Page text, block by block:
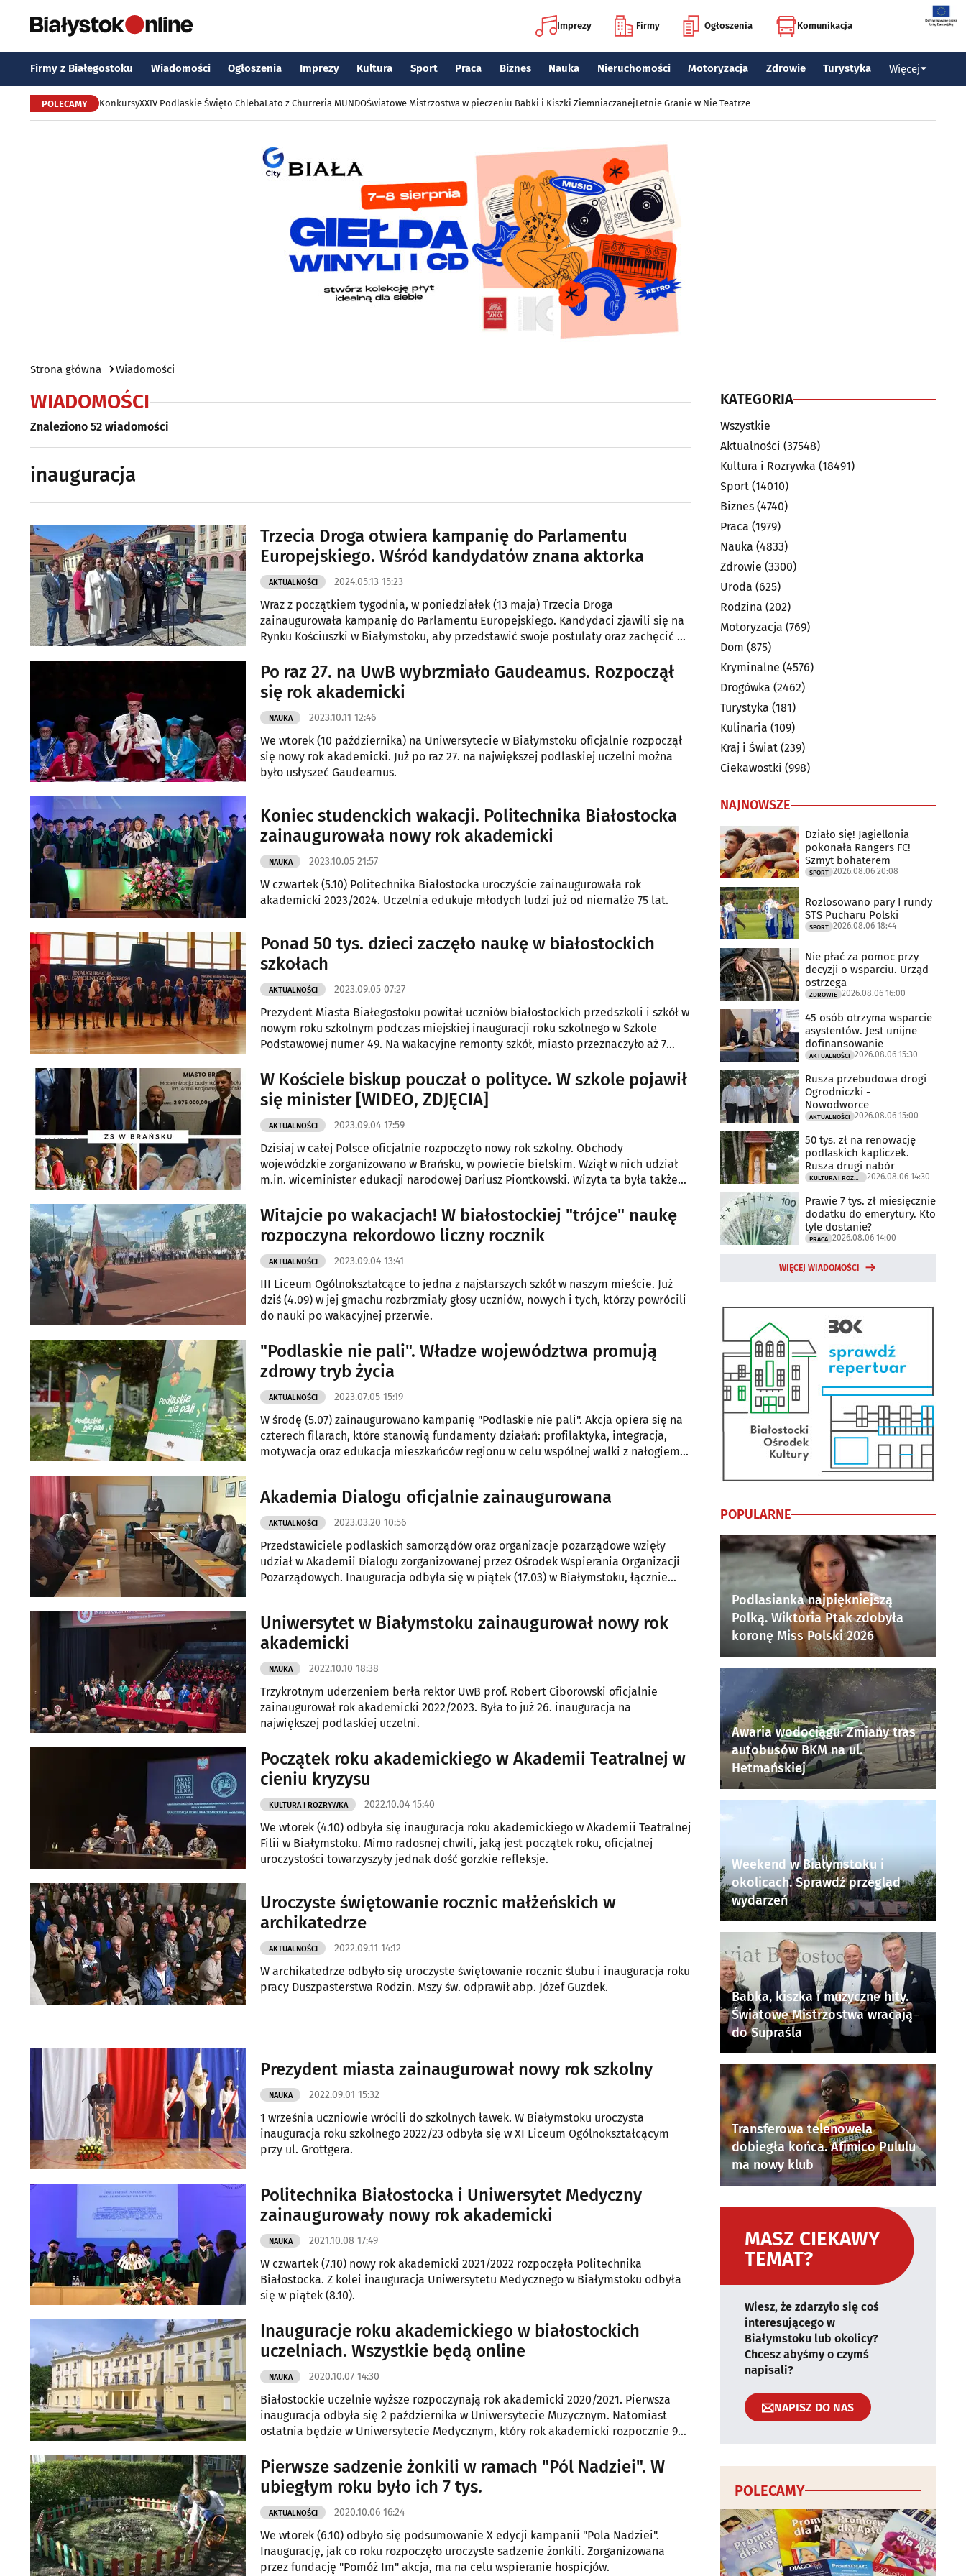
Imprezy Firmy Ogłoszenia Komunikacja
Firmy z Białegostoku Wiadomości Ogłoszenia Imprezy Kultura Sport Praca Biznes Nauka Nieruchomości Motoryzacja Zdrowie Turystyka Więcej
POLECAMY KonkursyXXIV Podlaskie Święto ChlebaLato z Churreria MUNDOŚwiatowe Mistrzostwa w pieczeniu Babki i Kiszki ZiemniaczanejLetnie Granie w Nie Teatrze
Strona główna Wiadomości
WIADOMOŚCI
Znaleziono 52 wiadomości
inauguracja
Trzecia Droga otwiera kampanię do Parlamentu
Europejskiego. Wśród kandydatów znana aktorka
AKTUALNOŚCI 2024.05.13 15:23
Wraz z początkiem tygodnia, w poniedziałek (13 maja) Trzecia Droga
zainaugurowała kampanię do Parlamentu Europejskiego. Kandydaci zjawili się na
Rynku Kościuszki w Białymstoku, aby przedstawić swoje postulaty oraz zachęcić do
Po raz 27. na UwB wybrzmiało Gaudeamus. Rozpoczął
się rok akademicki
NAUKA 2023.10.11 12:46
We wtorek (10 października) na Uniwersytecie w Białymstoku oficjalnie rozpoczął
się nowy rok akademicki. Już po raz 27. na największej podlaskiej uczelni można
było usłyszeć Gaudeamus.
Koniec studenckich wakacji. Politechnika Białostocka
zainaugurowała nowy rok akademicki
NAUKA 2023.10.05 21:57
W czwartek (5.10) Politechnika Białostocka uroczyście zainaugurowała rok
akademicki 2023/2024. Uczelnia edukuje młodych ludzi już od niemalże 75 lat.
Ponad 50 tys. dzieci zaczęło naukę w białostockich
szkołach
AKTUALNOŚCI 2023.09.05 07:27
Prezydent Miasta Białegostoku powitał uczniów białostockich przedszkoli i szkół w
nowym roku szkolnym podczas miejskiej inauguracji roku szkolnego w Szkole
Podstawowej numer 49. Na wakacyjne remonty szkół, miasto przeznaczyło aż 7
W Kościele biskup pouczał o polityce. W szkole pojawił
się minister [WIDEO, ZDJĘCIA]
AKTUALNOŚCI 2023.09.04 17:59
Dzisiaj w całej Polsce oficjalnie rozpoczęto nowy rok szkolny. Obchody
wojewódzkie zorganizowano w Brańsku, w powiecie bielskim. Wziął w nich udział
m.in. wiceminister edukacji narodowej Dariusz Piontkowski. Wizyta ta była także
Witajcie po wakacjach! W białostockiej "trójce" naukę
rozpoczyna rekordowo liczny rocznik
AKTUALNOŚCI 2023.09.04 13:41
III Liceum Ogólnokształcące to jedna z najstarszych szkół w naszym mieście. Już
dziś (4.09) w jej gmachu rozbrzmiały głosy uczniów, nowych i tych, którzy powrócili
do nauki po wakacyjnej przerwie.
"Podlaskie nie pali". Władze województwa promują
zdrowy tryb życia
AKTUALNOŚCI 2023.07.05 15:19
W środę (5.07) zainaugurowano kampanię "Podlaskie nie pali". Akcja opiera się na
czterech filarach, które stanowią fundamenty działań: profilaktyka, integracja,
motywacja oraz edukacja mieszkańców regionu w celu wspólnej walki z nałogiem
Akademia Dialogu oficjalnie zainaugurowana
AKTUALNOŚCI 2023.03.20 10:56
Przedstawiciele podlaskich samorządów oraz organizacje pozarządowe wzięły
udział w Akademii Dialogu zorganizowanej przez Ośrodek Wspierania Organizacji
Pozarządowych. Inauguracja odbyła się w piątek (17.03) w Białymstoku, łącznie
Uniwersytet w Białymstoku zainaugurował nowy rok
akademicki
NAUKA 2022.10.10 18:38
Trzykrotnym uderzeniem berła rektor UwB prof. Robert Ciborowski oficjalnie
zainaugurował rok akademicki 2022/2023. Była to już 26. inauguracja na
największej podlaskiej uczelni.
Początek roku akademickiego w Akademii Teatralnej w
cieniu kryzysu
KULTURA I ROZRYWKA 2022.10.04 15:40
We wtorek (4.10) odbyła się inauguracja roku akademickiego w Akademii Teatralnej
Filii w Białymstoku. Mimo radosnej chwili, jaką jest początek roku, oficjalnej
uroczystości towarzyszyły jednak dość gorzkie refleksje.
Uroczyste świętowanie rocznic małżeńskich w
archikatedrze
AKTUALNOŚCI 2022.09.11 14:12
W archikatedrze odbyło się uroczyste świętowanie rocznic ślubu i inauguracja roku
pracy Duszpasterstwa Rodzin. Mszy św. odprawił abp. Józef Guzdek.
Prezydent miasta zainaugurował nowy rok szkolny
NAUKA 2022.09.01 15:32
1 września uczniowie wrócili do szkolnych ławek. W Białymstoku uroczysta
inauguracja roku szkolnego 2022/23 odbyła się w XI Liceum Ogólnokształcącym
przy ul. Grottgera.
Politechnika Białostocka i Uniwersytet Medyczny
zainaugurowały nowy rok akademicki
NAUKA 2021.10.08 17:49
W czwartek (7.10) nowy rok akademicki 2021/2022 rozpoczęła Politechnika
Białostocka. Z kolei inauguracja Uniwersytetu Medycznego w Białymstoku odbyła
się w piątek (8.10).
Inauguracje roku akademickiego w białostockich
uczelniach. Wszystkie będą online
NAUKA 2020.10.07 14:30
Białostockie uczelnie wyższe rozpoczynają rok akademicki 2020/2021. Pierwsza
inauguracja odbyła się 2 października w Uniwersytecie Muzycznym. Natomiast
ostatnia będzie w Uniwersytecie Medycznym, który rok akademicki rozpocznie 9
Pierwsze sadzenie żonkili w ramach "Pól Nadziei". W
ubiegłym roku było ich 7 tys.
AKTUALNOŚCI 2020.10.06 16:24
We wtorek (6.10) odbyło się podsumowanie X edycji kampanii "Pola Nadziei".
Inaugurację, jak co roku rozpoczęło uroczyste sadzenie żonkili. Zorganizowana
przez fundację "Pomóż Im" akcja, ma na celu wspieranie hospicjów.
KATEGORIA
Wszystkie
Aktualności (37548)
Kultura i Rozrywka (18491)
Sport (14010)
Biznes (4740)
Praca (1979)
Nauka (4833)
Zdrowie (3300)
Uroda (625)
Rodzina (202)
Motoryzacja (769)
Dom (875)
Kryminalne (4576)
Drogówka (2462)
Turystyka (181)
Kulinaria (109)
Kraj i Świat (239)
Ciekawostki (998)
NAJNOWSZE
Działo się! Jagiellonia
pokonała Rangers FC!
Szmyt bohaterem
SPORT 2026.08.06 20:08
Rozlosowano pary I rundy
STS Pucharu Polski
SPORT 2026.08.06 18:44
Nie płać za pomoc przy
decyzji o wsparciu. Urząd
ostrzega
ZDROWIE 2026.08.06 16:00
45 osób otrzyma wsparcie
asystentów. Jest unijne
dofinansowanie
AKTUALNOŚCI 2026.08.06 15:30
Rusza przebudowa drogi
Ogrodniczki -
Nowodworce
AKTUALNOŚCI 2026.08.06 15:00
50 tys. zł na renowację
podlaskich kapliczek.
Rusza drugi nabór
2026.08.06 14:30
Prawie 7 tys. zł miesięcznie
dodatku do emerytury. Kto
tyle dostanie?
PRACA 2026.08.06 14:00
WIĘCEJ WIADOMOŚCI
POPULARNE
Podlasianka najpiękniejszą
Polką. Wiktoria Ptak zdobyła
koronę Miss Polski 2026
Awaria wodociągu. Zmiany tras
autobusów BKM na ul.
Hetmańskiej
Weekend w Białymstoku i
okolicach. Sprawdź przegląd
wydarzeń
Babka, kiszka i muzyczne hity.
Światowe Mistrzostwa wracają
do Supraśla
Transferowa telenowela
dobiegła końca. Afimico Pululu
ma nowy klub
MASZ CIEKAWY
TEMAT?
Wiesz, że zdarzyło się coś
interesującego w
Białymstoku lub okolicy?
Chcesz abyśmy o czymś
napisali?
NAPISZ DO NAS
POLECAMY